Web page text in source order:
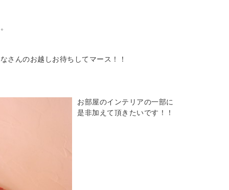
さんのお越しお待ちしてマース！！
お部屋のインテリアの一部に
是非加えて頂きたいです！！